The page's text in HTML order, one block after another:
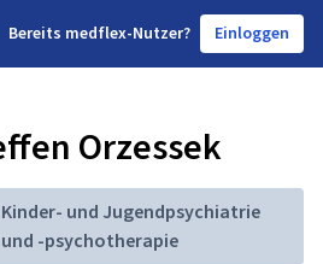
Bereits medflex-Nutzer? Einloggen
Orzessek
Kinder- und Jugendpsychiatrie
und -psychotherapie